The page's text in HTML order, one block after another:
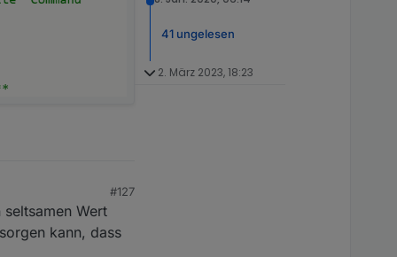
#127
Wert
kann, dass
41 ungelesen
2. März 2023, 18:23